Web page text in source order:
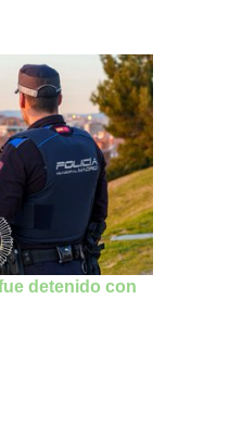
detenido con